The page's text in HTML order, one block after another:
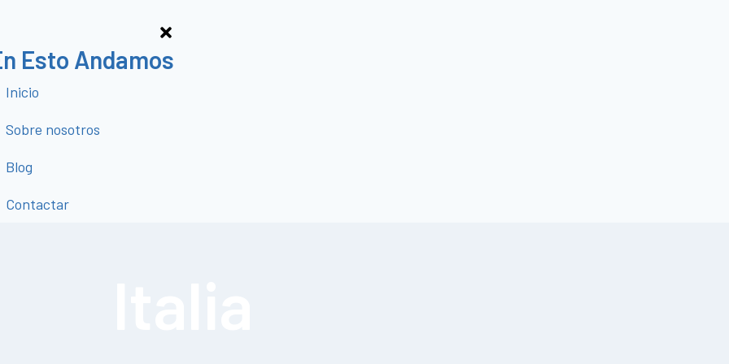
Esto Andamos
Inicio
Sobre nosotros
Blog
Contactar